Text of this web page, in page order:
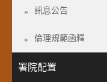
訊息公告
倫理規範函釋
署院配置